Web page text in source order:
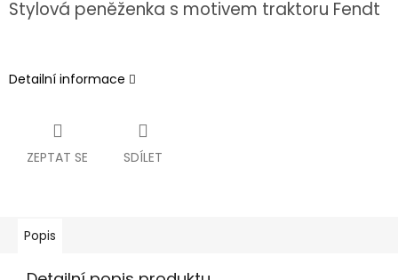
Stylová peněženka s motivem traktoru Fendt
Detailní informace
ZEPTAT SE SDÍLET
Popis